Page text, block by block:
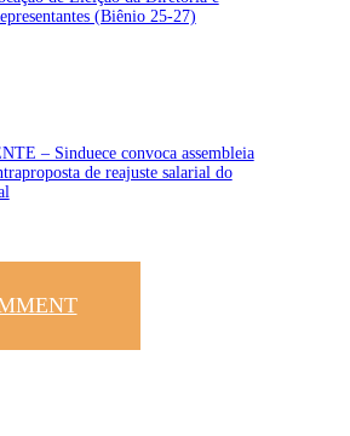
(Biênio 25-27)
– Sinduece convoca assembleia
de reajuste salarial do